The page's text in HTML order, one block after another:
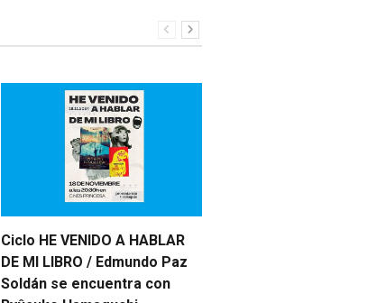
Ciclo HE VENIDO A HABLAR
DE MI LIBRO / Edmundo Paz
Soldán se encuentra con